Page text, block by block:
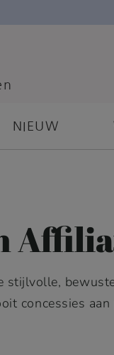
NIEUW
concessies